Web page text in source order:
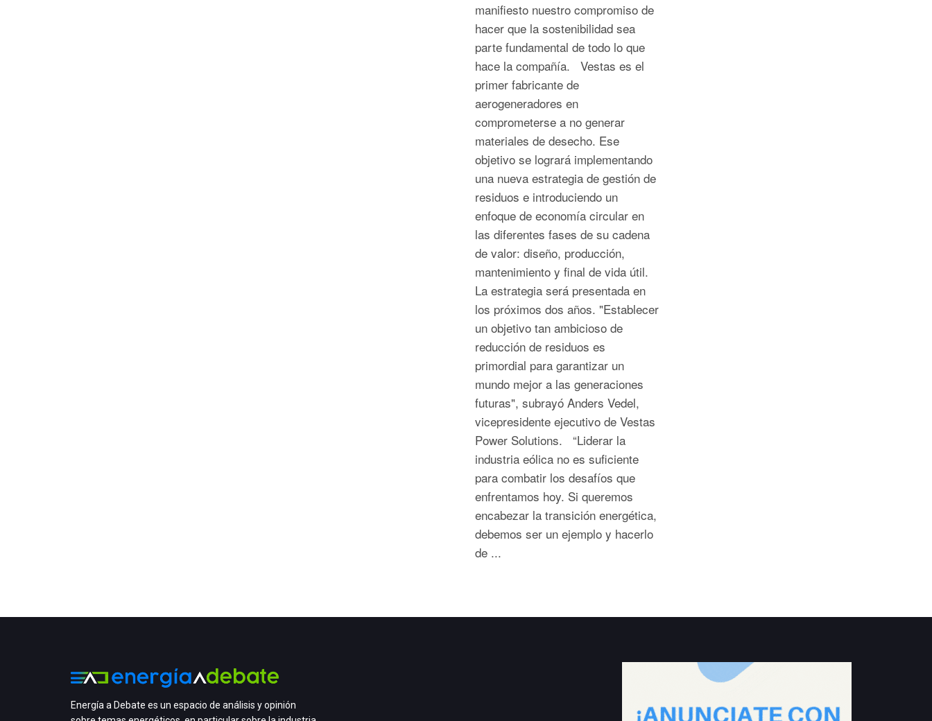
manifiesto nuestro compromiso de
hacer que la sostenibilidad sea
parte fundamental de todo lo que
hace la compañía. Vestas es el
primer fabricante de
aerogeneradores en
comprometerse a no generar
materiales de desecho. Ese
objetivo se logrará implementando
una nueva estrategia de gestión de
residuos e introduciendo un
enfoque de economía circular en
las diferentes fases de su cadena
de valor: diseño, producción,
mantenimiento y final de vida útil.
La estrategia será presentada en
los próximos dos años. "Establecer
un objetivo tan ambicioso de
reducción de residuos es
primordial para garantizar un
mundo mejor a las generaciones
futuras", subrayó Anders Vedel,
vicepresidente ejecutivo de Vestas
Power Solutions. “Liderar la
industria eólica no es suficiente
para combatir los desafíos que
enfrentamos hoy. Si queremos
encabezar la transición energética,
debemos ser un ejemplo y hacerlo
de ...
Energía a Debate es un espacio de análisis y opinión